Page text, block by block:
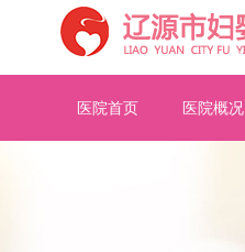
医院首页 医院概况